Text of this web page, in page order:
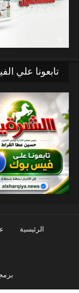
تابعونا علي
الرئيسية